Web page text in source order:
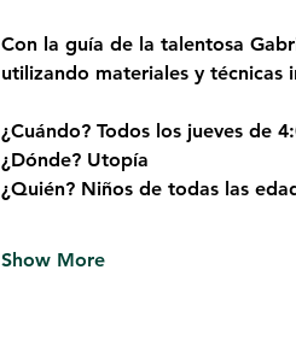
Con la guía de la talentosa
utilizando materiales y técnicas
¿Cuándo? Todos los jueves de
¿Dónde? Utopía
¿Quién? Niños de todas las
Show More